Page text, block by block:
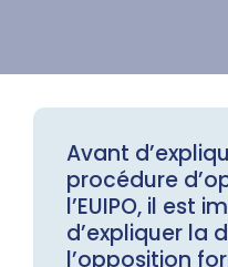
Avant
procédure
l’EUIPO, il est
d’expliquer la
l’opposition